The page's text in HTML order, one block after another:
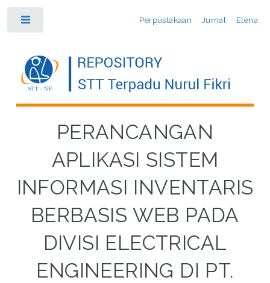
Perpustakaan Jurnal Elena
PERANCANGAN
APLIKASI SISTEM
INFORMASI INVENTARIS
BERBASIS WEB PADA
DIVISI ELECTRICAL
ENGINEERING DI PT.